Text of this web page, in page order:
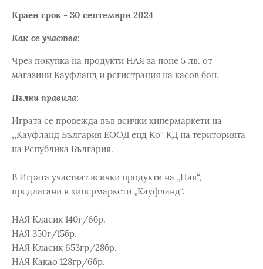
Краен срок - 30 септември 2024
Как се участва:
Чрез покупка на продукти НАЯ за поне 5 лв. от
магазини Кауфланд и регистрация на касов бон.
Пълни правила:
Играта се провежда във всички хипермаркети на
,,Кауфланд България ЕООД енд Ко‘‘ КД на територията
на Република България.
В Играта участват всички продукти на „Ная“,
предлагани в хипермаркети „Кауфланд“.
НАЯ Класик 140г/6бр.
НАЯ 350г/15бр.
НАЯ Класик 653гр/28бр.
НАЯ Какао 128гр/6бр.